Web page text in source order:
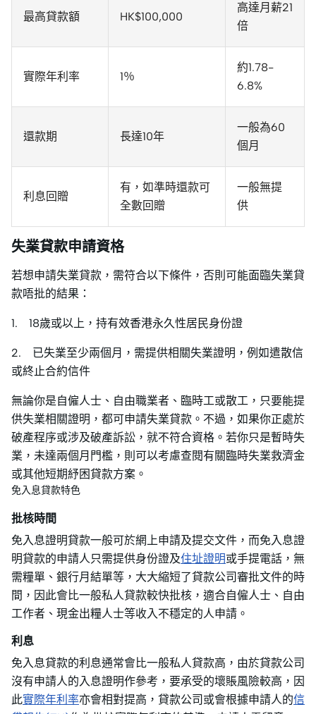
最高貸款額 HK$100,000
高達月薪21
倍
實際年利率 1％
約1.78-
6.8%
還款期 長達10年
一般為60
個月
利息回贈
有，如準時還款可
全數回贈
一般無提
供
失業貸款申請資格
若想申請失業貸款，需符合以下條件，否則可能面臨失業貸
款唔批的結果：
1. 18歲或以上，持有效香港永久性居民身份證
2. 已失業至少兩個月，需提供相關失業證明，例如遣散信
或終止合約信件
無論你是自僱人士、自由職業者、臨時工或散工，只要能提
供失業相關證明，都可申請失業貸款。不過，如果你正處於
破產程序或涉及破產訴訟，就不符合資格。若你只是暫時失
業，未達兩個月門檻，則可以考慮查閱有關臨時失業救濟金
或其他短期紓困貸款方案。
免入息貸款特色
批核時間
免入息證明貸款一般可於網上申請及提交文件，而免入息證
明貸款的申請人只需提供身份證及住址證明或手提電話，無
需糧單、銀行月結單等，大大縮短了貸款公司審批文件的時
間，因此會比一般私人貸款較快批核，適合自僱人士、自由
工作者、現金出糧人士等收入不穩定的人申請。
利息
免入息貸款的利息通常會比一般私人貸款高，由於貸款公司
沒有申請人的入息證明作參考，要承受的壞賬風險較高，因
此實際年利率亦會相對提高，貸款公司或會根據申請人的信